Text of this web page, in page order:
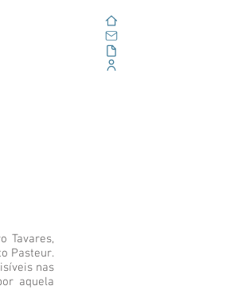
Tavares,
Pasteur.
nas
aquela